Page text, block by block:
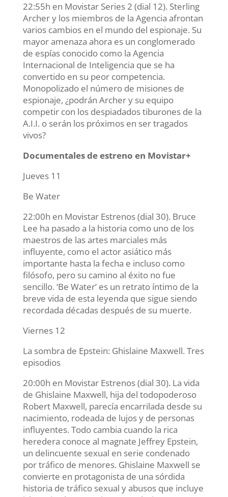
22:55h en Movistar Series 2 (dial 12). Sterling
Archer y los miembros de la Agencia afrontan
varios cambios en el mundo del espionaje. Su
mayor amenaza ahora es un conglomerado
de espías conocido como la Agencia
Internacional de Inteligencia que se ha
convertido en su peor competencia.
Monopolizado el número de misiones de
espionaje, ¿podrán Archer y su equipo
competir con los despiadados tiburones de la
A.I.I. o serán los próximos en ser tragados
vivos?
Documentales de estreno en Movistar+
Jueves 11
Be Water
22:00h en Movistar Estrenos (dial 30). Bruce
Lee ha pasado a la historia como uno de los
maestros de las artes marciales más
influyente, como el actor asiático más
importante hasta la fecha e incluso como
filósofo, pero su camino al éxito no fue
sencillo. ‘Be Water’ es un retrato íntimo de la
breve vida de esta leyenda que sigue siendo
recordada décadas después de su muerte.
Viernes 12
La sombra de Epstein: Ghislaine Maxwell. Tres
episodios
20:00h en Movistar Estrenos (dial 30). La vida
de Ghislaine Maxwell, hija del todopoderoso
Robert Maxwell, parecía encarrilada desde su
nacimiento, rodeada de lujos y de personas
influyentes. Todo cambia cuando la rica
heredera conoce al magnate Jeffrey Epstein,
un delincuente sexual en serie condenado
por tráfico de menores. Ghislaine Maxwell se
convierte en protagonista de una sórdida
historia de tráfico sexual y abusos que incluye